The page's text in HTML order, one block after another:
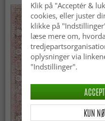
Klik på "Acceptér &
cookies, eller juster
klikke på
læse mere om,
oplysninger via
"Indstillinger".
KUN